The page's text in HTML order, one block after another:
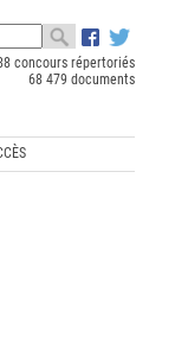
concours répertoriés
68 479 documents